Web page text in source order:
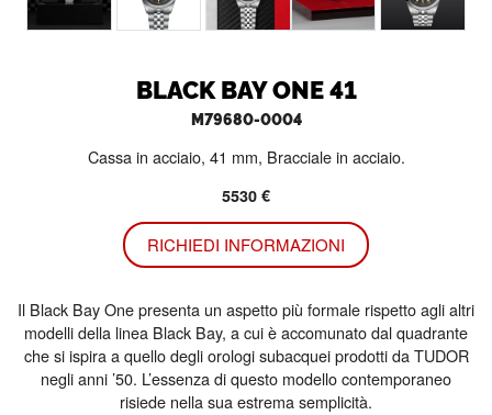
BLACK BAY ONE 41
M79680-0004
Cassa in acciaio, 41 mm, Bracciale in acciaio.
5530 €
RICHIEDI INFORMAZIONI
Il Black Bay One presenta un aspetto più formale rispetto agli altri
modelli della linea Black Bay, a cui è accomunato dal quadrante
che si ispira a quello degli orologi subacquei prodotti da TUDOR
negli anni ’50. L’essenza di questo modello contemporaneo
risiede nella sua estrema semplicità.